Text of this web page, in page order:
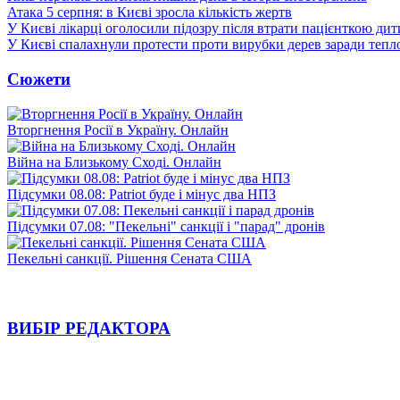
Атака 5 серпня: в Києві зросла кількість жертв
У Києві лікарці оголосили підозру після втрати пацієнткою
У Києві спалахнули протести проти вирубки дерев заради
Сюжети
Вторгнення Росії в Україну. Онлайн
Війна на Близькому Сході. Онлайн
Підсумки 08.08: Patriot буде і мінус два НПЗ
Підсумки 07.08: "Пекельні" санкції і "парад" дронів
Пекельні санкції. Рішення Сената США
ВИБІР РЕДАКТОРА